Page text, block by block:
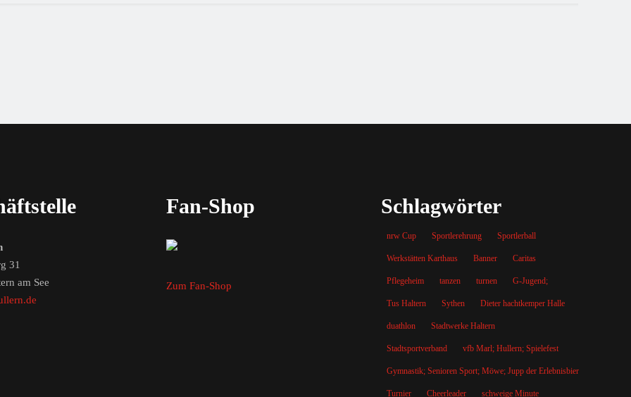
31
am See
Fan-Shop
Zum Fan-Shop
Schlagwörter
nrw Cup Sportlerehrung Sportlerball
Werkstätten Karthaus Banner Caritas
Pflegeheim tanzen turnen G-Jugend;
Tus Haltern Sythen Dieter hachtkemper Halle
duathlon Stadtwerke Haltern
Stadtsportverband vfb Marl; Hullern; Spielefest
Gymnastik; Senioren Sport; Möwe; Jupp der Erlebnisbiergarten; Sport;
Turnier Cheerleader schweige Minute